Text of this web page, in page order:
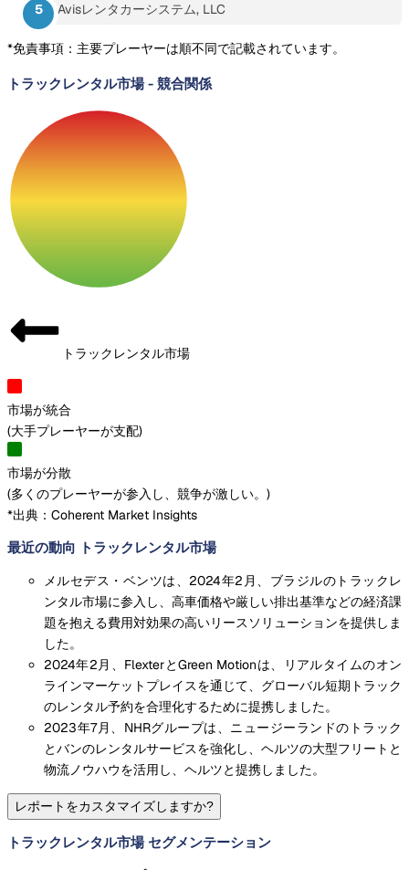
Avisレンタカーシステム, LLC
*免責事項：主要プレーヤーは順不同で記載されています。
トラックレンタル市場- 競合関係
トラックレンタル市場
市場が統合
(大手プレーヤーが支配)
市場が分散
(多くのプレーヤーが参入し、競争が激しい。 )
*出典：Coherent Market Insights
最近の動向 トラックレンタル市場
メルセデス・ベンツは、2024年2月、ブラジルのトラックレ
ンタル市場に参入し、高車価格や厳しい排出基準などの経済課
題を抱える費用対効果の高いリースソリューションを提供しま
した。
2024年2月、FlexterとGreen Motionは、リアルタイムのオン
ラインマーケットプレイスを通じて、グローバル短期トラック
のレンタル予約を合理化するために提携しました。
2023年7月、NHRグループは、ニュージーランドのトラック
とバンのレンタルサービスを強化し、ヘルツの大型フリートと
物流ノウハウを活用し、ヘルツと提携しました。
レポートをカスタマイズしますか?
トラックレンタル市場 セグメンテーション